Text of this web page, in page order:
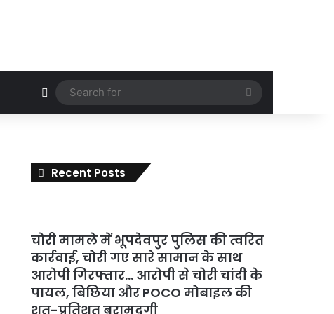
Random Article
Search
for
Recent Posts
चोरी मामले में भूपदेवपुर पुलिस की त्वरित
कार्रवाई, चोरी गए सारे सामान के साथ
आरोपी गिरफ्तार… आरोपी से चोरी चांदी के
पायल, बिछिया और POCO मोबाइल की
शत-प्रतिशत बरामदगी